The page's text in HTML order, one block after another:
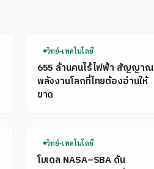
วิทย์-เทคโนโลยี
655 ล้านคนไร้ไฟฟ้า สัญญาณ
พลังงานโลกที่ไทยต้องอ่านให้
ขาด
วิทย์-เทคโนโลยี
โมเดล NASA–SBA ดัน